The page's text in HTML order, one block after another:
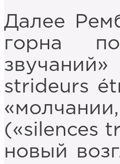
Далее
горна
strideurs
(«silences
новый